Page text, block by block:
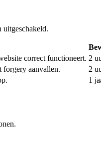
correct functioneert. 2
forgery aanvallen. 2
1